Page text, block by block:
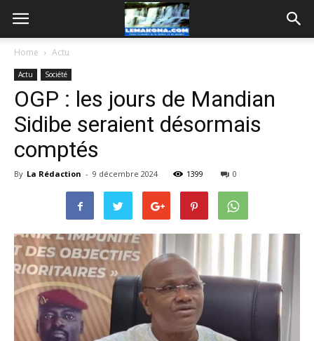
Home Actu
Actu Société
OGP : les jours de Mandian
Sidibe seraient désormais
comptés
By La Rédaction - 9 décembre 2024 1399 0